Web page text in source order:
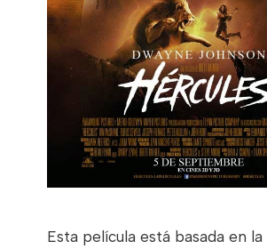
Esta película está basada en la